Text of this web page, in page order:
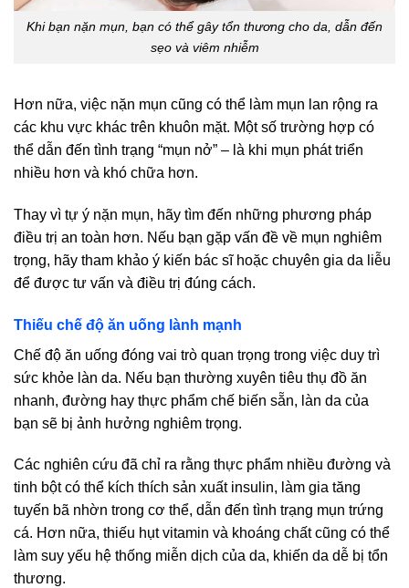
Khi bạn nặn mụn, bạn có thể gây tổn thương cho da, dẫn đến
sẹo và viêm nhiễm
Hơn nữa, việc nặn mụn cũng có thể làm mụn lan rộng ra
các khu vực khác trên khuôn mặt. Một số trường hợp có
thể dẫn đến tình trạng “mụn nở” – là khi mụn phát triển
nhiều hơn và khó chữa hơn.
Thay vì tự ý nặn mụn, hãy tìm đến những phương pháp
điều trị an toàn hơn. Nếu bạn gặp vấn đề về mụn nghiêm
trọng, hãy tham khảo ý kiến bác sĩ hoặc chuyên gia da liễu
để được tư vấn và điều trị đúng cách.
Thiếu chế độ ăn uống lành mạnh
Chế độ ăn uống đóng vai trò quan trọng trong việc duy trì
sức khỏe làn da. Nếu bạn thường xuyên tiêu thụ đồ ăn
nhanh, đường hay thực phẩm chế biến sẵn, làn da của
bạn sẽ bị ảnh hưởng nghiêm trọng.
Các nghiên cứu đã chỉ ra rằng thực phẩm nhiều đường và
tinh bột có thể kích thích sản xuất insulin, làm gia tăng
tuyến bã nhờn trong cơ thể, dẫn đến tình trạng mụn trứng
cá. Hơn nữa, thiếu hụt vitamin và khoáng chất cũng có thể
làm suy yếu hệ thống miễn dịch của da, khiến da dễ bị tổn
thương.